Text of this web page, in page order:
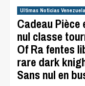
Ultimas Noticias Venezuela
Cadeau Pièce
nul classe
Of Ra fentes
rare dark
Sans nul en